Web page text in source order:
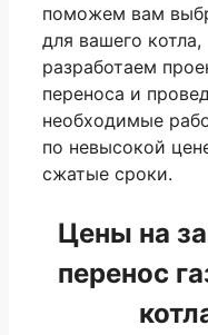
поможем вам
для вашего котла,
разработаем
переноса и
необходимые
по невысокой
сжатые сроки.
Цены на
перенос